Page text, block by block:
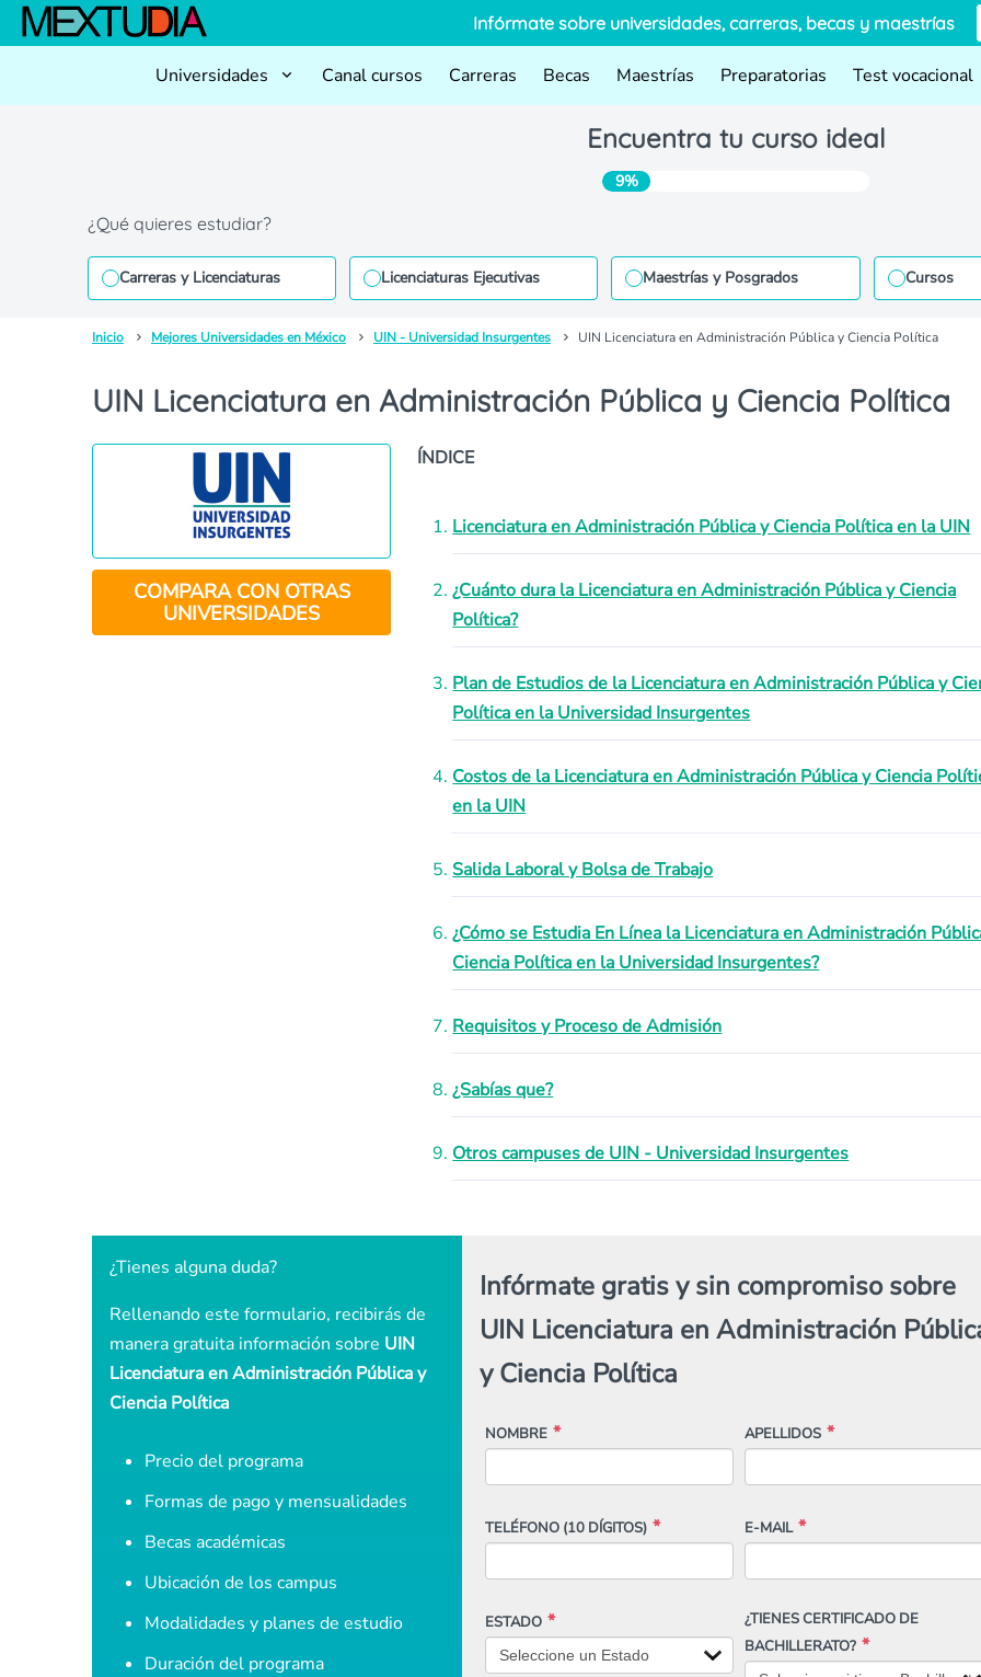
Infórmate sobre universidades, carreras, becas y maestrías
Universidades Canal cursos Carreras Becas Maestrías Preparatorias Test vocacional
Encuentra tu curso ideal
9%
¿Qué quieres estudiar?
Carreras y Licenciaturas Licenciaturas Ejecutivas Maestrías y Posgrados Cursos
Inicio Mejores Universidades en México UIN - Universidad Insurgentes UIN Licenciatura en Administración Pública y Ciencia Política
UIN Licenciatura en Administración Pública y Ciencia Política
COMPARA CON OTRAS
UNIVERSIDADES
ÍNDICE
Licenciatura en Administración Pública y Ciencia Política en la UIN
¿Cuánto dura la Licenciatura en Administración Pública y Ciencia
Política?
Plan de Estudios de la Licenciatura en Administración Pública y
Política en la Universidad Insurgentes
Costos de la Licenciatura en Administración Pública y Ciencia
en la UIN
Salida Laboral y Bolsa de Trabajo
¿Cómo se Estudia En Línea la Licenciatura en Administración
Ciencia Política en la Universidad Insurgentes?
Requisitos y Proceso de Admisión
¿Sabías que?
Otros campuses de UIN - Universidad Insurgentes
¿Tienes alguna duda?
Rellenando este formulario, recibirás de
manera gratuita información sobre UIN
Licenciatura en Administración Pública y
Ciencia Política
Precio del programa
Formas de pago y mensualidades
Becas académicas
Ubicación de los campus
Modalidades y planes de estudio
Duración del programa
Infórmate gratis y sin compromiso sobre
UIN Licenciatura en Administración
y Ciencia Política
NOMBRE APELLIDOS
TELÉFONO (10 DÍGITOS) E-MAIL
ESTADO
¿TIENES CERTIFICADO DE
BACHILLERATO?